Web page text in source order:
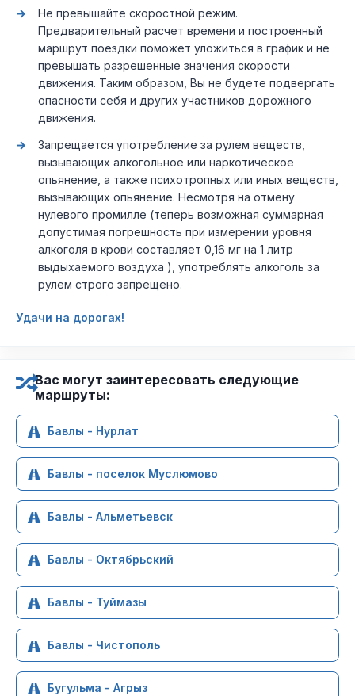
Не превышайте скоростной режим.
Предварительный расчет времени и построенный
маршрут поездки поможет уложиться в график и не
превышать разрешенные значения скорости
движения. Таким образом, Вы не будете подвергать
опасности себя и других участников дорожного
движения.
Запрещается употребление за рулем веществ,
вызывающих алкогольное или наркотическое
опьянение, а также психотропных или иных веществ,
вызывающих опьянение. Несмотря на отмену
нулевого промилле (теперь возможная суммарная
допустимая погрешность при измерении уровня
алкоголя в крови составляет 0,16 мг на 1 литр
выдыхаемого воздуха ), употреблять алкоголь за
рулем строго запрещено.
Удачи на дорогах!
Вас могут заинтересовать следующие
маршруты:
Бавлы - Нурлат
Бавлы - поселок Муслюмово
Бавлы - Альметьевск
Бавлы - Октябрьский
Бавлы - Туймазы
Бавлы - Чистополь
Бугульма - Агрыз